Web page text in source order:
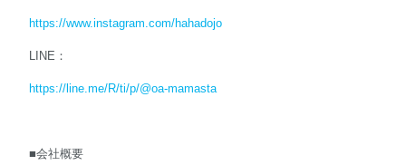
https://www.instagram.com/hahadojo
LINE：
https://line.me/R/ti/p/@oa-mamasta
■会社概要